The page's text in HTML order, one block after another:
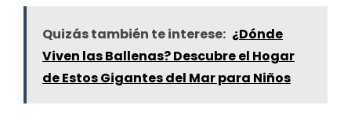
Quizás también te interese: ¿Dónde
Viven las Ballenas? Descubre el Hogar
de Estos Gigantes del Mar para Niños